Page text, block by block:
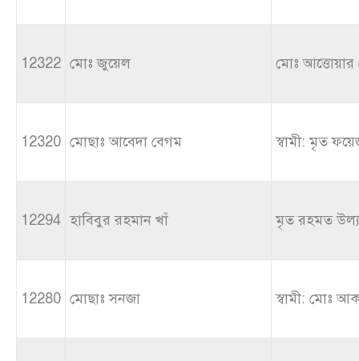
12322 মোঃ জুয়েল মোঃ আত্তোয়ার
12320 মোছাঃ আবেদা বেগম স্বামী: মৃত
12294 হাবিবুর রহমান খাঁ মৃত রহমত
12280 মোছাঃ সনজা স্বামী: মোঃ